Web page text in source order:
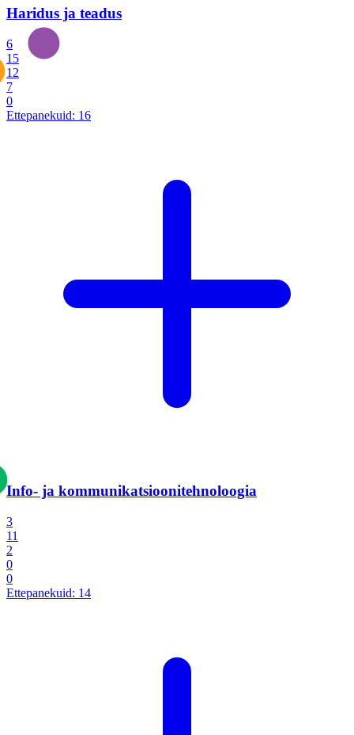
Haridus ja teadus
6
15
12
7
0
Ettepanekuid: 16
Info- ja kommunikatsiooni­tehnoloogia
3
11
2
0
0
Ettepanekuid: 14